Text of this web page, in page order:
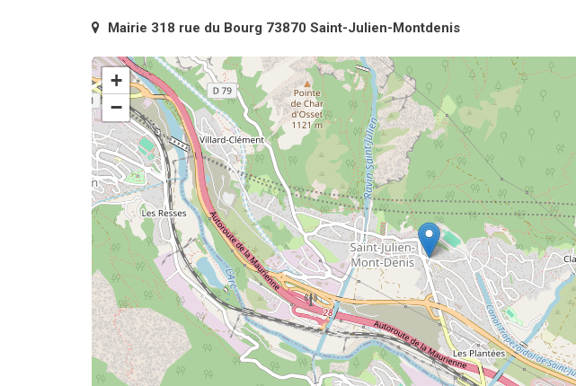
Mairie 318 rue du Bourg 73870 Saint-Julien-Montdenis
+
−